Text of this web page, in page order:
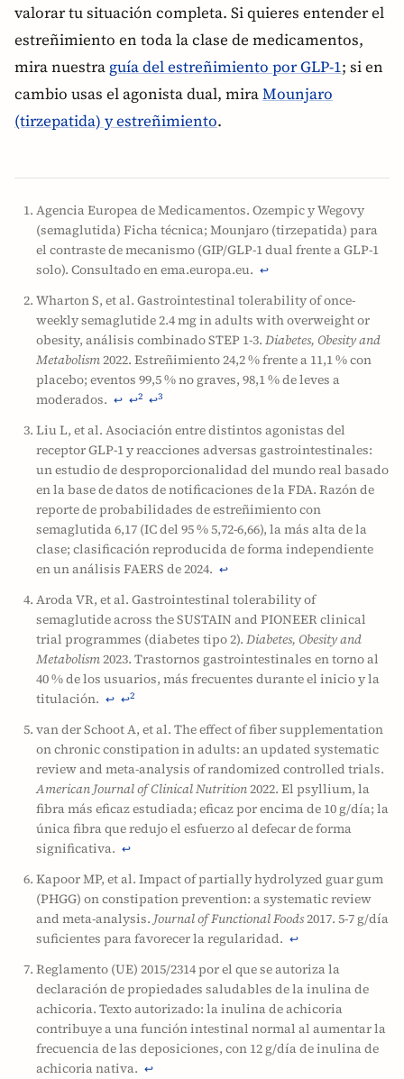
valorar tu situación completa. Si quieres entender el
estreñimiento en toda la clase de medicamentos,
mira nuestra guía del estreñimiento por GLP-1; si en
cambio usas el agonista dual, miraMounjaro
(tirzepatida) y estreñimiento.
Agencia Europea de Medicamentos. Ozempic y Wegovy
(semaglutida) Ficha técnica; Mounjaro (tirzepatida) para
el contraste de mecanismo (GIP/GLP-1 dual frente a GLP-1
solo). Consultado en ema.europa.eu. ↩
Wharton S, et al. Gastrointestinal tolerability of once-
weekly semaglutide 2.4 mg in adults with overweight or
obesity, análisis combinado STEP 1-3. Diabetes, Obesity and
Metabolism2022. Estreñimiento 24,2 % frente a 11,1 % con
placebo; eventos 99,5 % no graves, 98,1 % de leves a
moderados. ↩ ↩2 ↩3
Liu L, et al. Asociación entre distintos agonistas del
receptor GLP-1 y reacciones adversas gastrointestinales:
un estudio de desproporcionalidad del mundo real basado
en la base de datos de notificaciones de la FDA. Razón de
reporte de probabilidades de estreñimiento con
semaglutida 6,17 (IC del 95 % 5,72-6,66), la más alta de la
clase; clasificación reproducida de forma independiente
en un análisis FAERS de 2024. ↩
Aroda VR, et al. Gastrointestinal tolerability of
semaglutide across the SUSTAIN and PIONEER clinical
trial programmes (diabetes tipo 2). Diabetes, Obesity and
Metabolism2023. Trastornos gastrointestinales en torno al
40 % de los usuarios, más frecuentes durante el inicio y la
titulación. ↩ ↩2
van der Schoot A, et al. The effect of fiber supplementation
on chronic constipation in adults: an updated systematic
review and meta-analysis of randomized controlled trials.
American Journal of Clinical Nutrition2022. El psyllium, la
fibra más eficaz estudiada; eficaz por encima de 10 g/día; la
única fibra que redujo el esfuerzo al defecar de forma
significativa. ↩
Kapoor MP, et al. Impact of partially hydrolyzed guar gum
(PHGG) on constipation prevention: a systematic review
and meta-analysis.Journal of Functional Foods2017. 5-7 g/día
suficientes para favorecer la regularidad. ↩
Reglamento (UE) 2015/2314 por el que se autoriza la
declaración de propiedades saludables de la inulina de
achicoria. Texto autorizado: la inulina de achicoria
contribuye a una función intestinal normal al aumentar la
frecuencia de las deposiciones, con 12 g/día de inulina de
achicoria nativa. ↩